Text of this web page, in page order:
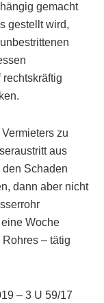
gemacht
gestellt wird,
zu
aus
Schaden
dann aber nicht
Woche
– tätig
– 3 U 59/17